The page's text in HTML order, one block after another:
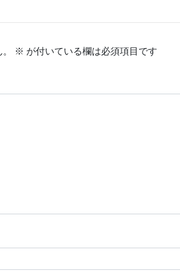
※ が付いている欄は必須項目です